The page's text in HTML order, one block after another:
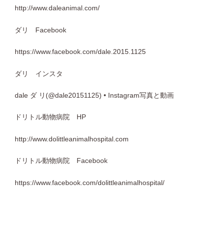
http://www.daleanimal.com/
ダリ Facebook
https://www.facebook.com/dale.2015.1125
ダリ インスタ
dale ダ リ (@dale20151125) • Instagram写真と動画
ドリトル動物病院 HP
http://www.dolittleanimalhospital.com
ドリトル動物病院 Facebook
https://www.facebook.com/dolittleanimalhospital/